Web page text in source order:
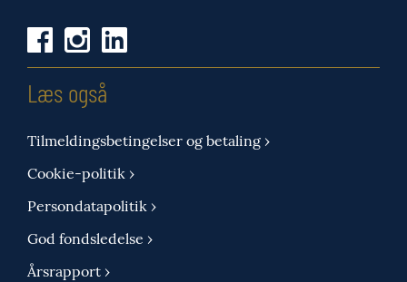
Læs også
Tilmeldingsbetingelser og betaling ›
Cookie-politik ›
Persondatapolitik ›
God fondsledelse ›
Årsrapport ›